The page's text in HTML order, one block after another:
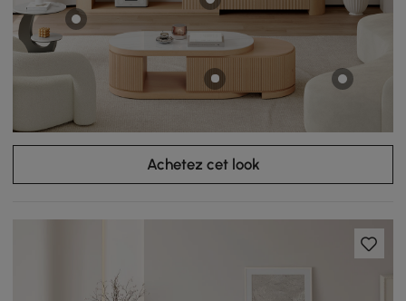
Achetez cet look